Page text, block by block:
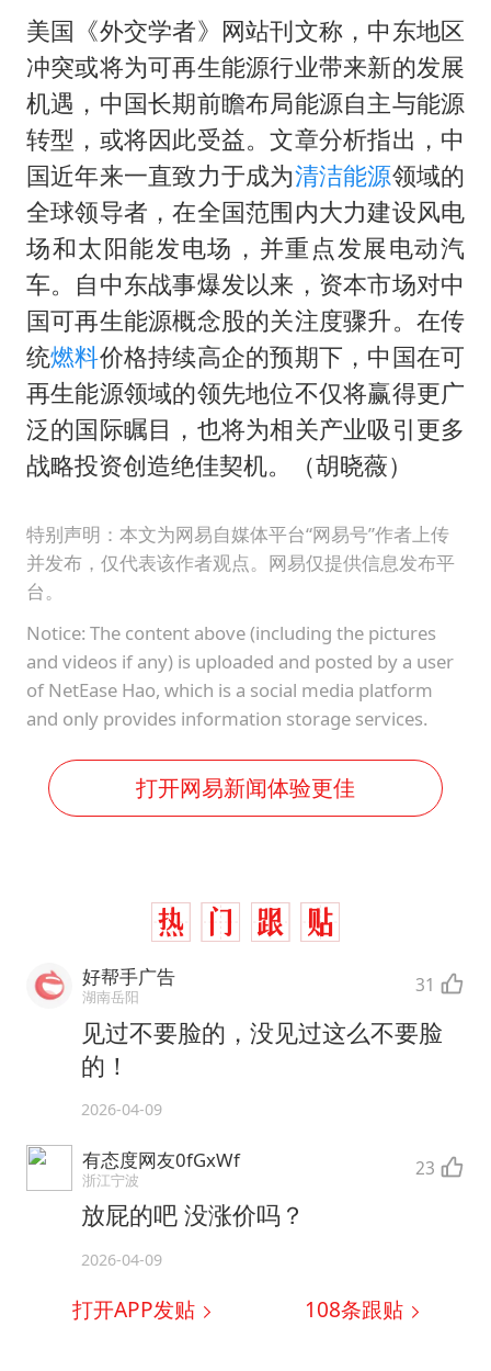
美国《外交学者》网站刊文称，中东地区
冲突或将为可再生能源行业带来新的发展
机遇，中国长期前瞻布局能源自主与能源
转型，或将因此受益。文章分析指出，中
国近年来一直致力于成为清洁能源领域的
全球领导者，在全国范围内大力建设风电
场和太阳能发电场，并重点发展电动汽
车。自中东战事爆发以来，资本市场对中
国可再生能源概念股的关注度骤升。在传
统燃料价格持续高企的预期下，中国在可
再生能源领域的领先地位不仅将赢得更广
泛的国际瞩目，也将为相关产业吸引更多
战略投资创造绝佳契机。（胡晓薇）
特别声明：本文为网易自媒体平台“网易号”作者上传
并发布，仅代表该作者观点。网易仅提供信息发布平
台。
Notice: The content above (including the pictures
and videos if any) is uploaded and posted by a user
of NetEase Hao, which is a social media platform
and only provides information storage services.
打开网易新闻体验更佳
好帮手广告
湖南岳阳 31
见过不要脸的，没见过这么不要脸
的！
2026-04-09
有态度网友0fGxWf
浙江宁波 23
放屁的吧 没涨价吗？
2026-04-09
打开APP发贴 108条跟贴